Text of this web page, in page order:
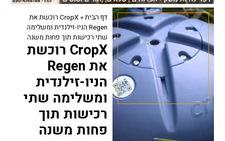
דף הבית»
CropX רוכשת את
Regen הניו-זילנדית ומשלימה
שתי רכישות תוך פחות משנה
CropX רוכשת
את Regen
הניו-זילנדית
ומשלימה שתי
רכישות תוך
פחות משנה